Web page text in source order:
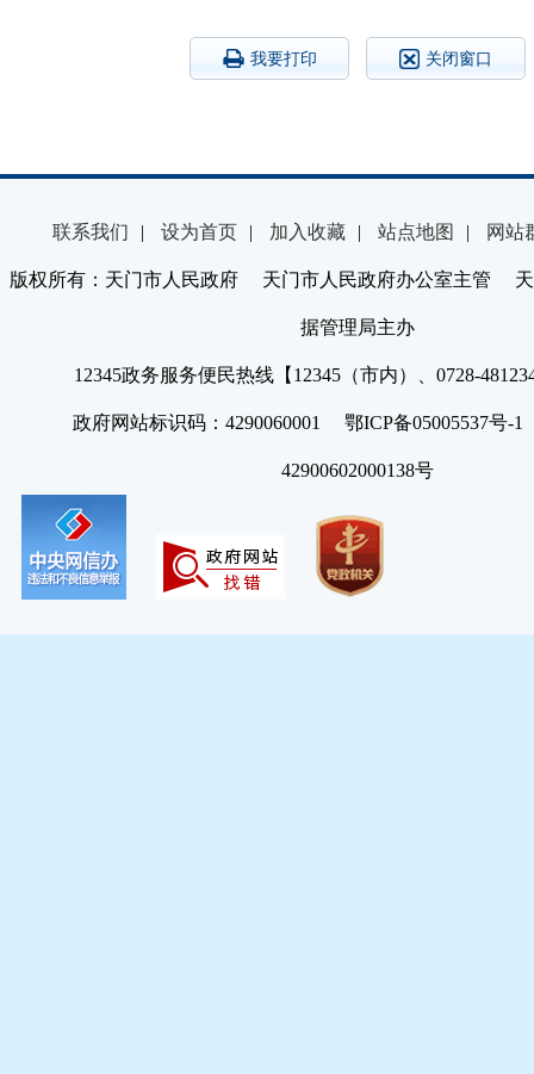
我要打印 关闭窗口
联系我们 | 设为首页 | 加入收藏 | 站点地图 | 网站
版权所有：天门市人民政府 天门市人民政府办公室主管 天
据管理局主办
12345政务服务便民热线【12345（市内）、0728-
政府网站标识码：4290060001 鄂ICP备05005537号
42900602000138号